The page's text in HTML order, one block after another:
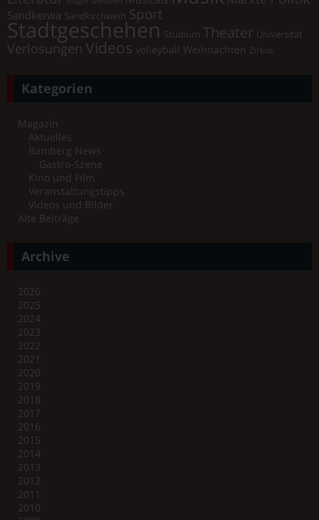
Sandkerwa Sandkirchweih Sport
Stadtgeschehen Studium Theater Universität
Verlosungen Videos volleyball Weihnachten Zirkus
Kategorien
Magazin
Aktuelles
Bamberg News
Gastro-Szene
Kino und Film
Veranstaltungstipps
Videos und Bilder
Alte Beiträge
Archive
2026
2025
2024
2023
2022
2021
2020
2019
2018
2017
2016
2015
2014
2013
2012
2011
2010